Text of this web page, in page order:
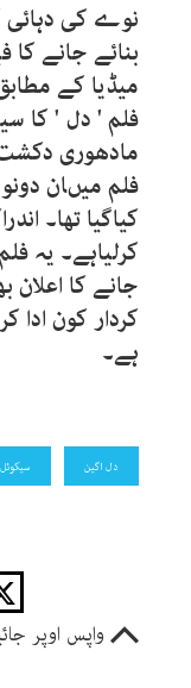
نوے کی دہائی
بنائے جانے کا
میڈیا کے
فلم ' دل ' کا
مادھوری دکشت
فلم میںان
کیاگیا تھا۔
کرلیاہے۔ یہ
جانے کا اعلان
کردار کون ادا
ہے۔
دل اگین سیکوئل
واپس اوپر